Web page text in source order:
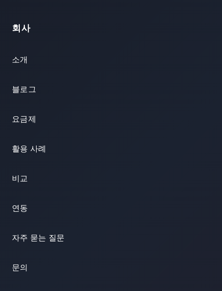
회사
소개
블로그
요금제
활용 사례
비교
연동
자주 묻는 질문
문의